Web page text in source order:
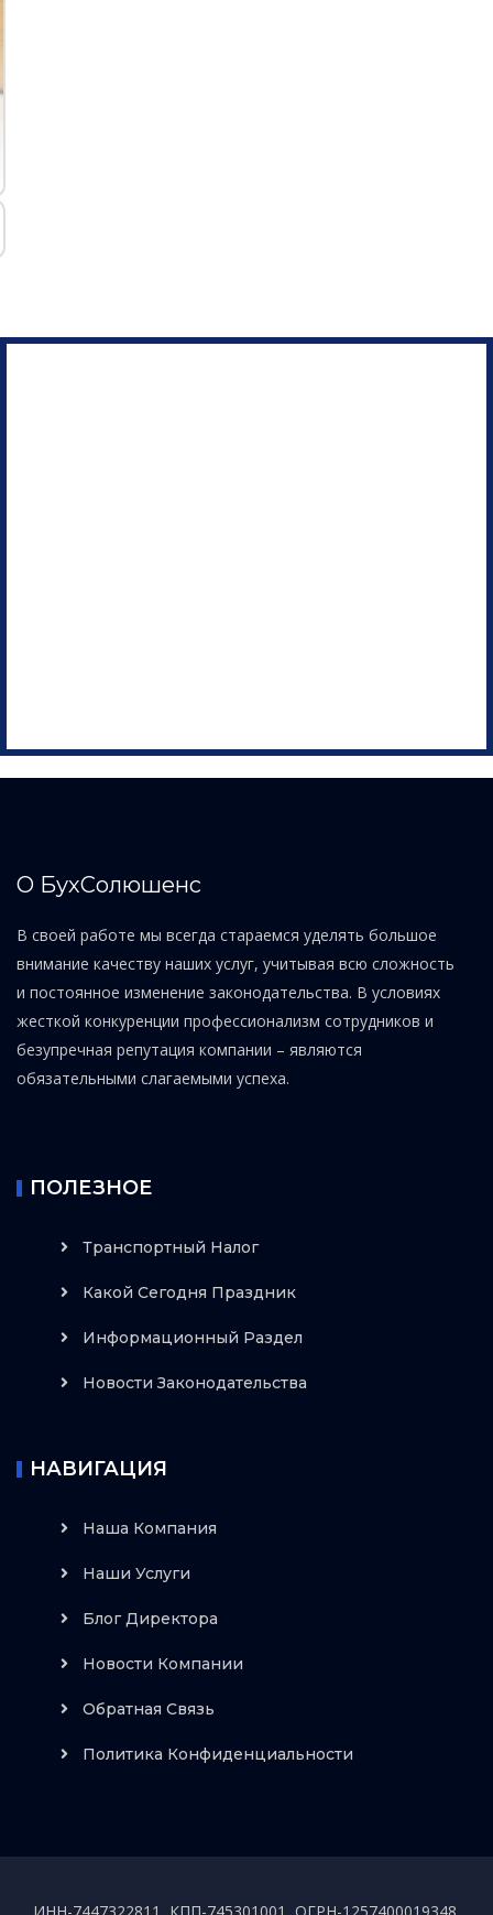
О БухСолюшенс
В своей работе мы всегда стараемся уделять большое
внимание качеству наших услуг, учитывая всю сложность
и постоянное изменение законодательства. В условиях
жесткой конкуренции профессионализм сотрудников и
безупречная репутация компании – являются
обязательными слагаемыми успеха.
ПОЛЕЗНОЕ
Транспортный Налог
Какой Сегодня Праздник
Информационный Раздел
Новости Законодательства
НАВИГАЦИЯ
Наша Компания
Наши Услуги
Блог Директора
Новости Компании
Обратная Связь
Политика Конфиденциальности